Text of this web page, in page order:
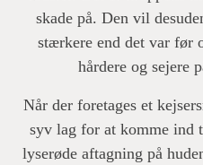
skade på. Den vil
stærkere end det var
hårdere og sejere
Når der foretages et
syv lag for at komme ind
lyserøde aftagning på